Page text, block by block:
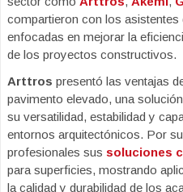
compartieron con los
enfocadas en mejorar la
de los proyectos constructivos.
Arttros presentó las ventajas
pavimento elevado, una
su versatilidad, estabilidad y
entornos arquitectónicos. Por
profesionales sus soluciones
para superficies, mostrando
la calidad y durabilidad de los